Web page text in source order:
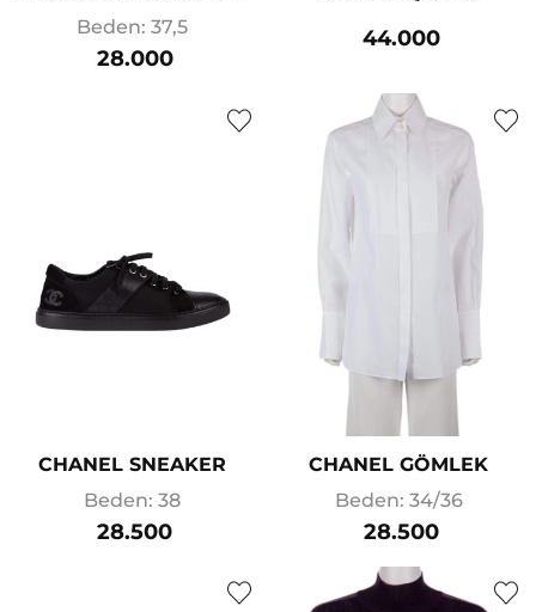
Beden: 37,5
28.000
44.000
CHANEL SNEAKER
Beden: 38
28.500
CHANEL GÖMLEK
Beden: 34/36
28.500